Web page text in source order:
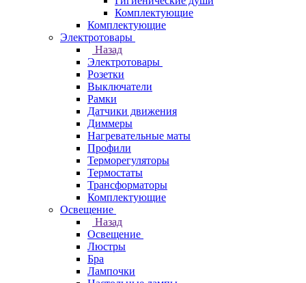
Комплектующие
Комплектующие
Электротовары
Назад
Электротовары
Розетки
Выключатели
Рамки
Датчики движения
Диммеры
Нагревательные маты
Профили
Терморегуляторы
Термостаты
Трансформаторы
Комплектующие
Освещение
Назад
Освещение
Люстры
Бра
Лампочки